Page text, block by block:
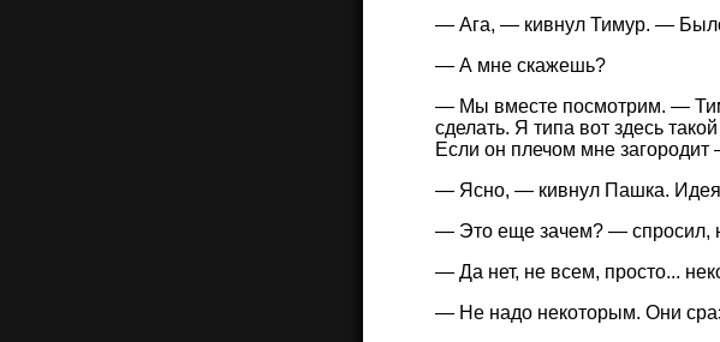
— Ага, — кивнул Тимур. —
— А мне скажешь?
— Мы вместе посмотрим. —
сделать. Я типа вот здесь
Если он плечом мне
— Ясно, — кивнул Пашка. Идея
— Это еще зачем? — спросил,
— Да нет, не всем, просто...
— Не надо некоторым. Они